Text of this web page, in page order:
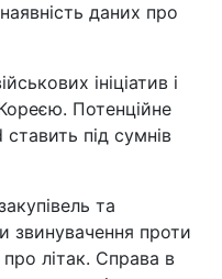
даних про
ініціатив і
Потенційне
під сумнів
та
звинувачення проти
про літак. Справа в